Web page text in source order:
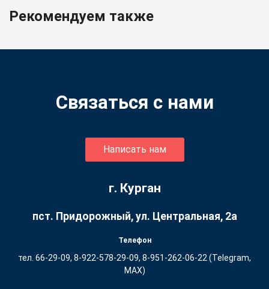
Рекомендуем также
Связаться с нами
Написать нам
г. Курган
пст. Придорожный, ул. ​Центральная, 2а
Телефон
тел. 66-29-09, 8-922-578-29-09, 8-951-262-06-22 (Telegram,
MAX)